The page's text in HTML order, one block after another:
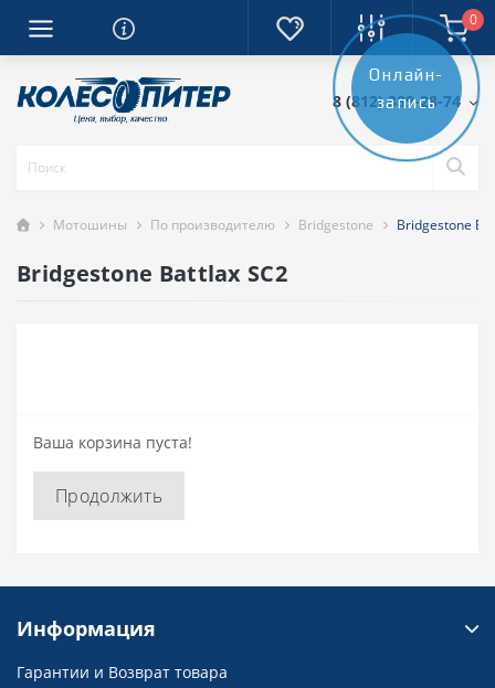
0
8 (812) 389-28-74
Мотошины По производителю Bridgestone Bridgestone
Bridgestone Battlax SC2
Ваша корзина пуста!
Продолжить
Онлайн-
запись
Информация
Гарантии и Возврат товара